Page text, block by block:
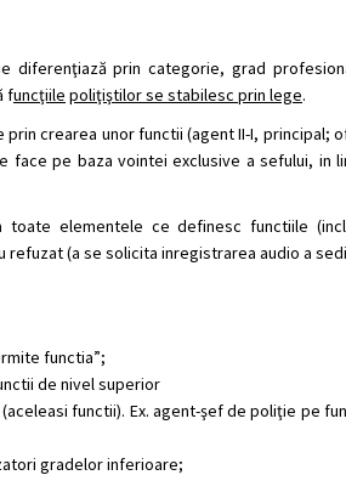
diferenţiază prin categorie, grad
funcţiile poliţiştilor se stabilesc prin lege.
crearea unor functii (agent II-I, principal;
face pe baza vointei exclusive a sefului, in
toate elementele ce definesc functiile
(a se solicita inregistrarea audio a
functia”;
de nivel superior
functii). Ex. agent-şef de poliţie pe
gradelor inferioare;